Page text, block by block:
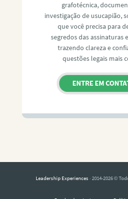
grafotécnica,
investigação de usucapião,
que você precisa para
segredos das assinaturas
trazendo clareza e
questões legais mais
ENTRE EM
Leadership Experiences · 2014-2026 ©